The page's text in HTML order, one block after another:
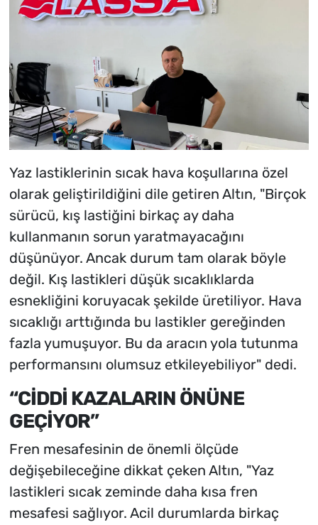
Yaz lastiklerinin sıcak hava koşullarına özel
olarak geliştirildiğini dile getiren Altın, "Birçok
sürücü, kış lastiğini birkaç ay daha
kullanmanın sorun yaratmayacağını
düşünüyor. Ancak durum tam olarak böyle
değil. Kış lastikleri düşük sıcaklıklarda
esnekliğini koruyacak şekilde üretiliyor. Hava
sıcaklığı arttığında bu lastikler gereğinden
fazla yumuşuyor. Bu da aracın yola tutunma
performansını olumsuz etkileyebiliyor" dedi.
“CİDDİ KAZALARIN ÖNÜNE
GEÇİYOR”
Fren mesafesinin de önemli ölçüde
değişebileceğine dikkat çeken Altın, "Yaz
lastikleri sıcak zeminde daha kısa fren
mesafesi sağlıyor. Acil durumlarda birkaç